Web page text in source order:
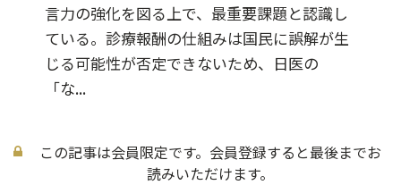
言力の強化を図る上で、最重要課題と認識し
ている。診療報酬の仕組みは国民に誤解が生
じる可能性が否定できないため、日医の
「な...
この記事は会員限定です。会員登録すると最後までお
読みいただけます。